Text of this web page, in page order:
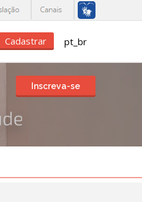
Cadastrar pt_br
Inscreva-se